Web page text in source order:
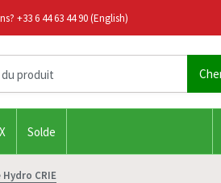
+33 6 44 63 44 90(English)
Solde
CRIE